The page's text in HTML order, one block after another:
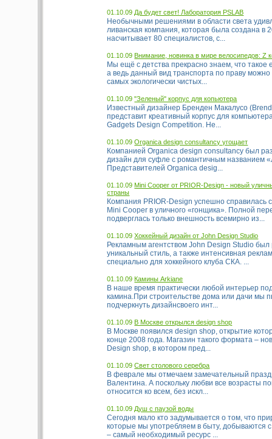
01.10.09 Да будет свет! Лаборатория PSLAB
Необычными решениями в области света
ливанская компания, которая была создана в
насчитывает 80 специалистов, с...
01.10.09Внимание, новинка в мире велосипедов: Z
Мы ещё с детства прекрасно знаем, что такое
а ведь данный вид транспорта по праву можно
самых экологически чистых...
01.10.09"Зеленый" корпус для копьютера
Известный дизайнер Бренден Макалусо
представит креативный корпус для
Gadgets Design Competition. Не...
01.10.09Organica design consultancy угощает
Компанией Organica design consultancy был
дизайн для суфле с романтичным названием
Представителей Organica desig...
01.10.09Mini Cooper от PRIOR-Design - новый
страны
Компания PRIOR-Design успешно справилась
Mini Cooper в уличного «гонщика». Полной
подверглась только внешность всемирно из...
01.10.09Хоккейный дизайн от John Design Studio
Рекламным агентством John Design Studio был
уникальный стиль, а также интенсивная
специально для хоккейного клуба СКА. ...
01.10.09Камины Arkiane
В наше время практически любой интерьер
камина.При строительстве дома или дачи мы
подчеркнуть дизайнсвоего инт...
01.10.09В Москве открылся design shop
В Москве появился design shop, открытие
конце 2008 года. Магазин такого формата –
Design shop, в котором пред...
01.10.09Свет столового серебра
В феврале мы отмечаем замечательный
Валентина. А поскольку любви все возрасты
относится ко всем, без искл...
01.10.09 Душ с паузой воды
Сегодня мало кто задумывается о том, что
которые мы употребляем в быту, добываются
– самый необходимый ресурс ...